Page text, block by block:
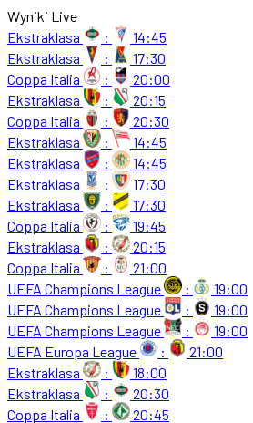
Wyniki Live
Ekstraklasa
:
14:45
Ekstraklasa
:
17:30
Coppa Italia
:
20:00
Ekstraklasa
:
20:15
Coppa Italia
:
20:30
Ekstraklasa
:
14:45
Ekstraklasa
:
14:45
Ekstraklasa
:
17:30
Ekstraklasa
:
17:30
Coppa Italia
:
19:45
Ekstraklasa
:
20:15
Coppa Italia
:
21:00
UEFA Champions League
:
19:00
UEFA Champions League
:
19:00
UEFA Champions League
:
19:00
UEFA Europa League
:
21:00
Ekstraklasa
:
18:00
Ekstraklasa
:
20:30
Coppa Italia
:
20:45